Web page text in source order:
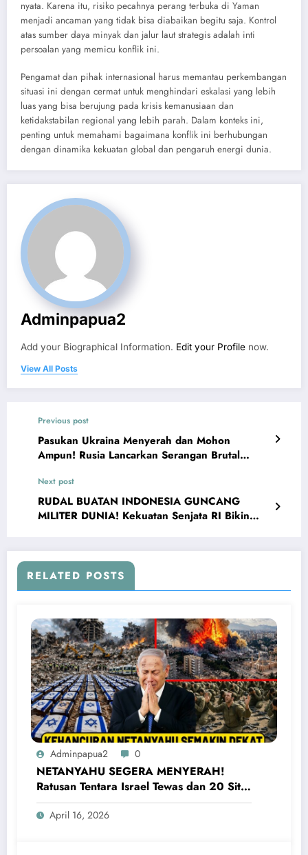
nyata. Karena itu, risiko pecahnya perang terbuka di Yaman
menjadi ancaman yang tidak bisa diabaikan begitu saja. Kontrol
atas sumber daya minyak dan jalur laut strategis adalah inti
persoalan yang memicu konflik ini.
Pengamat dan pihak internasional harus memantau perkembangan
situasi ini dengan cermat untuk menghindari eskalasi yang lebih
luas yang bisa berujung pada krisis kemanusiaan dan
ketidakstabilan regional yang lebih parah. Dalam konteks ini,
penting untuk memahami bagaimana konflik ini berhubungan
dengan dinamika kekuatan global dan pengaruh energi dunia.
Adminpapua2
Add your Biographical Information. Edit your Profile now.
View All Posts
Previous post
Pasukan Ukraina Menyerah dan Mohon
Ampun! Rusia Lancarkan Serangan Brutal
Next post
RUDAL BUATAN INDONESIA GUNCANG
MILITER DUNIA! Kekuatan Senjata RI Bikin
RELATED POSTS
Adminpapua2 0
NETANYAHU SEGERA MENYERAH!
Ratusan Tentara Israel Tewas dan 20 Situs
Penting Meledak
April 16, 2026